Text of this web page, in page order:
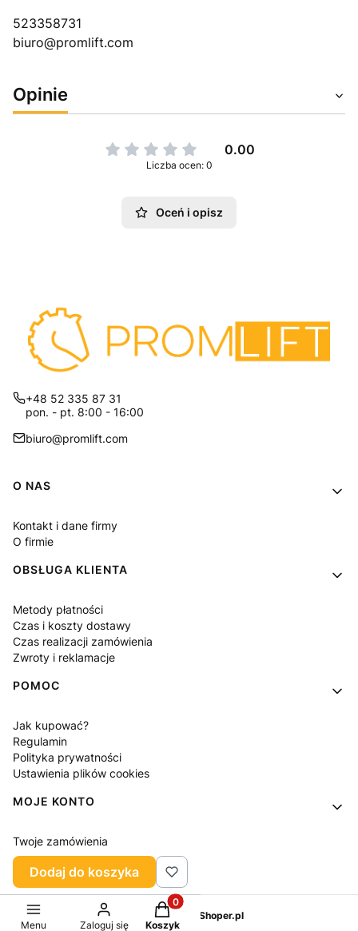
523358731
biuro@promlift.com
Opinie
0.00
Liczba ocen: 0
Oceń i opisz
+48 52 335 87 31
pon. - pt. 8:00 - 16:00
biuro@promlift.com
Linki w stopce
O NAS
Kontakt i dane firmy
O firmie
OBSŁUGA KLIENTA
Metody płatności
Czas i koszty dostawy
Czas realizacji zamówienia
Zwroty i reklamacje
POMOC
Jak kupować?
Regulamin
Polityka prywatności
Ustawienia plików cookies
MOJE KONTO
Twoje zamówienia
Ustawienia konta
Ulubione
Sklep internetowy Shoper.pl
Dodaj do koszyka
Menu Zaloguj się
Produkty w koszyku: 0. Zobacz
Koszyk